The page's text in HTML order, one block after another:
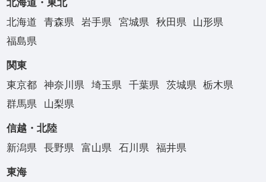
北海道・東北
北海道
青森県 岩手県 宮城県 秋田県
山形県
福島県
関東
東京都
神奈川県 埼玉県 千葉県 茨城県
栃木県
群馬県
山梨県
信越・北陸
新潟県
長野県 富山県 石川県 福井県
東海